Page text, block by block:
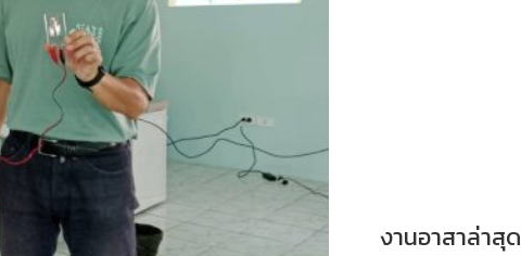
งานอาสาล่าสุด